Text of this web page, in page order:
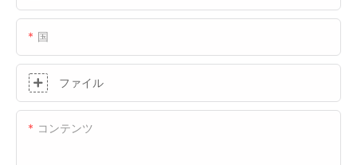
国
ファイル
コンテンツ